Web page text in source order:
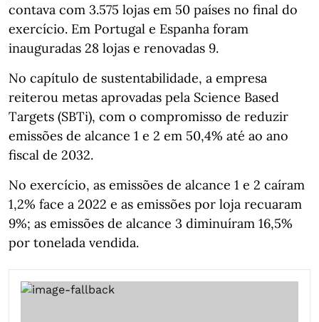
contava com 3.575 lojas em 50 países no final do
exercício. Em Portugal e Espanha foram
inauguradas 28 lojas e renovadas 9.
No capítulo de sustentabilidade, a empresa
reiterou metas aprovadas pela Science Based
Targets (SBTi), com o compromisso de reduzir
emissões de alcance 1 e 2 em 50,4% até ao ano
fiscal de 2032.
No exercício, as emissões de alcance 1 e 2 caíram
1,2% face a 2022 e as emissões por loja recuaram
9%; as emissões de alcance 3 diminuíram 16,5%
por tonelada vendida.